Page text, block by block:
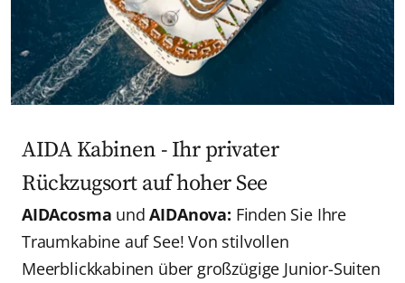
AIDA Kabinen - Ihr privater
Rückzugsort auf hoher See
AIDAcosma undAIDAnova: Finden Sie Ihre
Traumkabine auf See! Von stilvollen
Meerblickkabinen über großzügige Junior-Suiten